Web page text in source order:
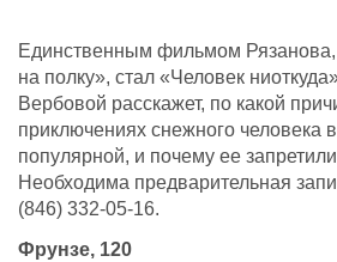
Единственным фильмом
на полку», стал «Человек
Вербовой расскажет, по какой
приключениях снежного человека
популярной, и почему ее
Необходима предварительная
(846) 332-05-16.
Фрунзе, 120